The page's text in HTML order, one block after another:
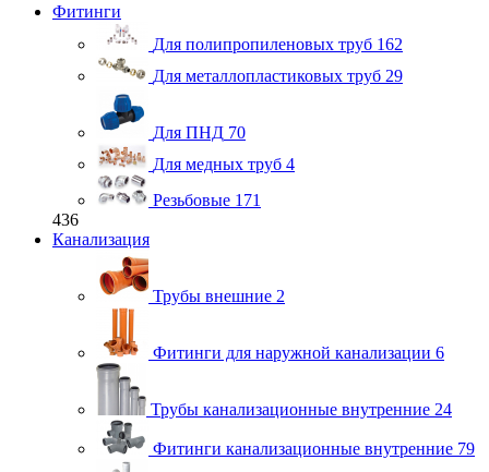
Фитинги
Для полипропиленовых труб 162
Для металлопластиковых труб 29
Для ПНД 70
Для медных труб 4
Резьбовые 171
436
Канализация
Трубы внешние 2
Фитинги для наружной канализации 6
Трубы канализационные внутренние 24
Фитинги канализационные внутренние 79